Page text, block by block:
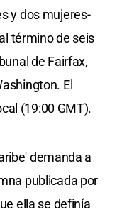
y dos mujeres-
término de seis
de Fairfax,
El
(19:00 GMT).
demanda a
publicada por
ella se definía